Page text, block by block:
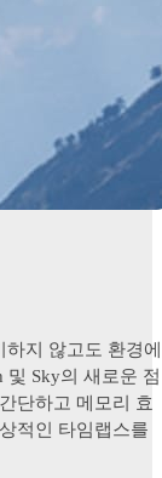
지 않고도 환경에
및 Sky의 새로운 점
단하고 메모리 효
적인 타임랩스를